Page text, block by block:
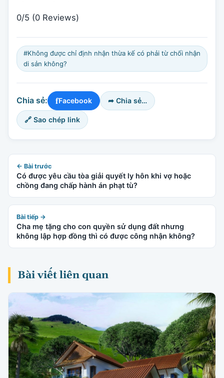
0/5 (0 Reviews)
#Không được chỉ định nhận thừa kế có phải từ chối nhận
di sản không?
Chia sẻ: fFacebook ➦ Chia sẻ…
🔗 Sao chép link
← Bài trước
Có được yêu cầu tòa giải quyết ly hôn khi vợ hoặc
chồng đang chấp hành án phạt tù?
Bài tiếp →
Cha mẹ tặng cho con quyền sử dụng đất nhưng
không lập hợp đồng thì có được công nhận không?
Bài viết liên quan